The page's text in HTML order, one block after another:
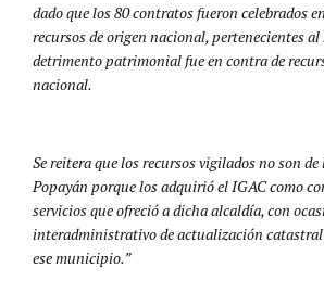
dado que los 80 contratos fueron celebrados
recursos de origen nacional, pertenecientes
detrimento patrimonial fue en contra de
nacional.
Se reitera que los recursos vigilados no son
Popayán porque los adquirió el IGAC como
servicios que ofreció a dicha alcaldía, con
interadministrativo de actualización
ese municipio.”